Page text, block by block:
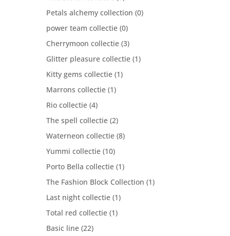
Petals alchemy collection (0)
power team collectie (0)
Cherrymoon collectie (3)
Glitter pleasure collectie (1)
Kitty gems collectie (1)
Marrons collectie (1)
Rio collectie (4)
The spell collectie (2)
Waterneon collectie (8)
Yummi collectie (10)
Porto Bella collectie (1)
The Fashion Block Collection (1)
Last night collectie (1)
Total red collectie (1)
Basic line (22)